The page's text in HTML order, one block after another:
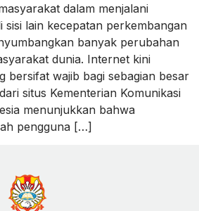
dalam menjalani
sisi lain kecepatan perkembangan
banyak perubahan
dunia. Internet kini
bersifat wajib bagi sebagian besar
situs Kementerian Komunikasi
menunjukkan bahwa
pengguna […]